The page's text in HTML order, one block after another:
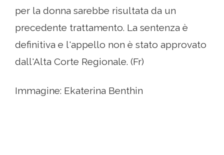
per la donna sarebbe risultata da un
precedente trattamento. La sentenza è
definitiva e l'appello non è stato approvato
dall'Alta Corte Regionale. (Fr)
Immagine: Ekaterina Benthin